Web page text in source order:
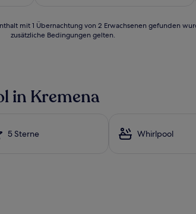
mit 1 Übernachtung von 2 Erwachsenen gefunden
zusätzliche Bedingungen gelten.
in Kremena
5 Sterne Whirlpool